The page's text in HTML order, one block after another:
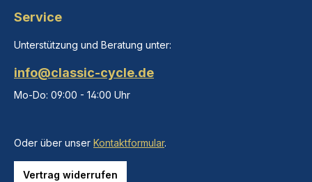
Service
Unterstützung und Beratung unter:
info@classic-cycle.de
Mo-Do: 09:00 - 14:00 Uhr
Oder über unser Kontaktformular.
Vertrag widerrufen